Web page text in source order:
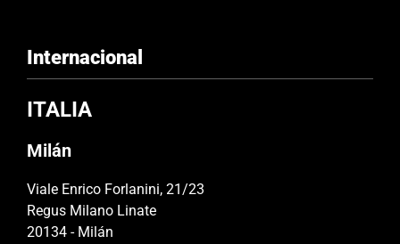
Internacional
ITALIA
Milán
Viale Enrico Forlanini, 21/23
Regus Milano Linate
20134 - Milán